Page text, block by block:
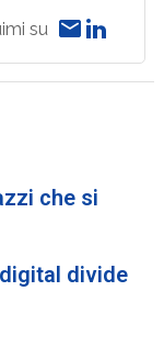
su
che si
divide